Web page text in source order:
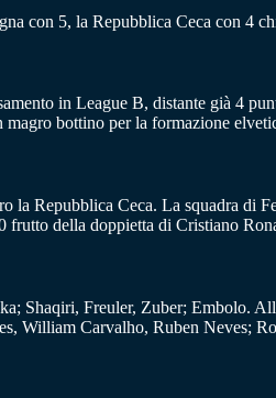
con 5, la Repubblica Ceca con 4
in League B, distante già 4
bottino per la formazione
la Repubblica Ceca. La squadra di
frutto della doppietta di Cristiano
Shaqiri, Freuler, Zuber; Embolo.
William Carvalho, Ruben Neves;